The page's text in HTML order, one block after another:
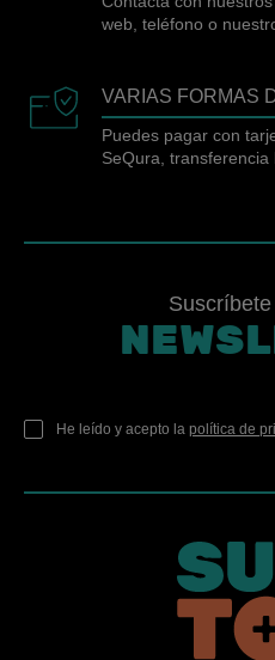
web, teléfono o
VARIAS FORMAS
Puedes pagar con
SeQura,
He leído y acepto la política de